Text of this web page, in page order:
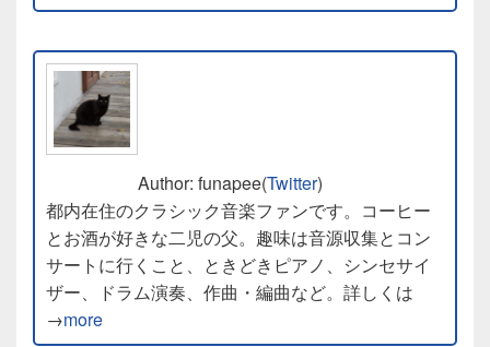
Author: funapee(Twitter)
都内在住のクラシック音楽ファンです。コーヒー
とお酒が好きな二児の父。趣味は音源収集とコン
サートに行くこと、ときどきピアノ、シンセサイ
ザー、ドラム演奏、作曲・編曲など。詳しくは
→more